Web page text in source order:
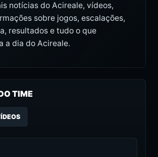
notícias do Acireale, vídeos,
sobre jogos, escalações,
resultados e tudo o que
a dia do Acireale.
TIME